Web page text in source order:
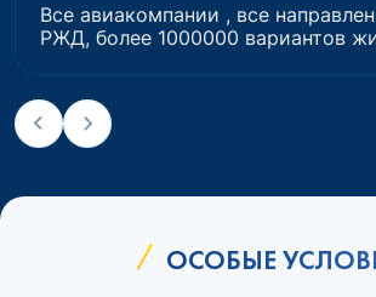
Все авиакомпании , все
РЖД, более 1000000 вариантов
ОСОБЫЕ